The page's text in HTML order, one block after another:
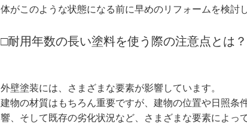
体がこのような状態になる前に早めのリフォームを検討
□耐用年数の長い塗料を使う際の注意点とは？
外壁塗装には、さまざまな要素が影響しています。
建物の材質はもちろん重要ですが、建物の位置や日照条
響、そして既存の劣化状況など、さまざまな要素によっ